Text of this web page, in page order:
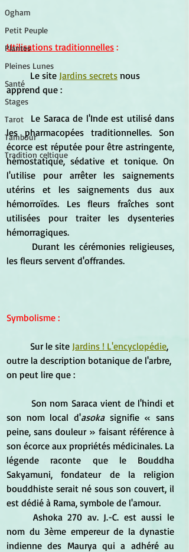
Ogham
Petit Peuple
Plantes
Pleines Lunes
Santé
Stages
Tarot
Tambour
Tradition celtique
Utilisations traditionnelles :
	Le site
Jardins secrets nous
apprend que :
	Le Saraca de l'Inde est utilisé dans
les pharmacopées traditionnelles. Son
écorce est réputée pour être astringente,
hémostatique, sédative et tonique. On
l'utilise pour arrêter les saignements
utérins et les saignements dus aux
hémorroïdes. Les fleurs fraîches sont
utilisées pour traiter les dysenteries
hémorragiques.
les fleurs servent d'offrandes.
Symbolisme :
	Sur le site
Jardins ! L'encyclopédie,
outre la description botanique de l'arbre,
on peut lire que :
son nom local d'asoka signifie « sans
peine, sans douleur » faisant référence à
son écorce aux propriétés médicinales. La
légende raconte que le Bouddha
Sakyamuni, fondateur de la religion
bouddhiste serait né sous son couvert, il
est dédié à Rama, symbole de l'amour.
nom du 3ème empereur de la dynastie
indienne des Maurya qui a adhéré au